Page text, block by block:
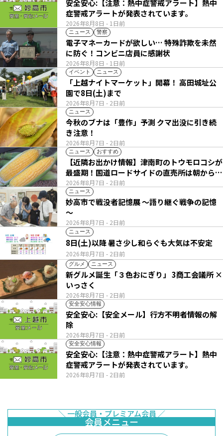
2026年8月8日 - 1日前
安全安心:【注意：熱中症警戒アラート】熱中
症警戒アラートが発表されています。
ニュース 警察
2026年8月8日 - 1日前
電子マネーカードが欲しい… 特殊詐欺を未然
に防ぐ！コンビニ店員に感謝状
イベント ニュース
2026年8月7日 - 2日前
「上越ナイトマーケット」開幕！ 高田城址公
園で8日(土)まで
ニュース
2026年8月7日 - 2日前
今秋のブナは「豊作」予測 クマ出没に引き続
き注意！
ニュース おすすめ
2026年8月7日 - 2日前
【近隣お出かけ情報】津南町のトウモロコシが
最盛期！国道ロードサイドの直売所は朝から長
い列
ニュース
2026年8月7日 - 2日前
妙高市で戦没者記憶展 ～語り継ぐ戦争の記憶
～
ニュース
2026年8月7日 - 2日前
8日(土)以降 暑さ少し和らぐも大気は不安定
グルメ ニュース
2026年8月7日 - 2日前
新グルメ誕生「３色おにぎり」 3商工会議所 ×
いっさく
安全安心情報
2026年8月7日 - 2日前
安全安心:【安全メール】行方不明者情報の解
除
安全安心情報
2026年8月7日 - 2日前
安全安心:【注意：熱中症警戒アラート】熱中
症警戒アラートが発表されています。